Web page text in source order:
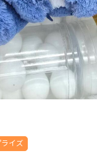
ライズ